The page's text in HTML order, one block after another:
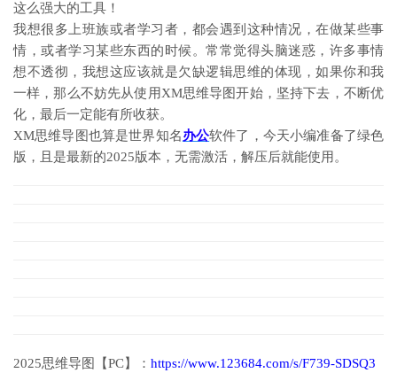
这么强大的工具！
我想很多上班族或者学习者，都会遇到这种情况，在做某些事
情，或者学习某些东西的时候。常常觉得头脑迷惑，许多事情
想不透彻，我想这应该就是欠缺逻辑思维的体现，如果你和我
一样，那么不妨先从使用XM思维导图开始，坚持下去，不断优
化，最后一定能有所收获。
XM思维导图也算是世界知名办公软件了，今天小编准备了绿色
版，且是最新的2025版本，无需激活，解压后就能使用。
2025思维导图【PC】： https://www.123684.com/s/F739-SDSQ3